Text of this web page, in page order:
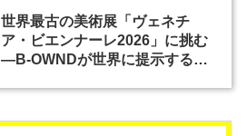
世界最古の美術展「ヴェネチ
ア・ビエンナーレ2026」に挑む
―B-OWNDが世界に提示する美